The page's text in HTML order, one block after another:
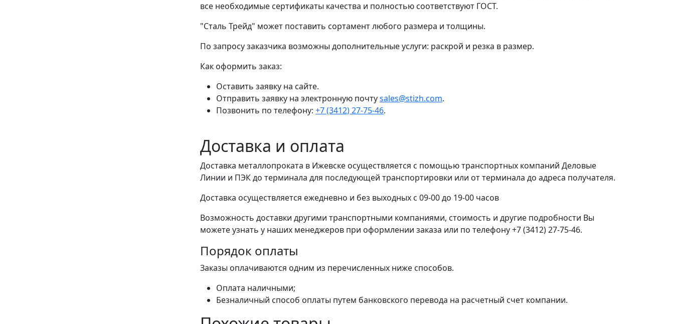
все необходимые сертификаты качества и полностью соответствуют ГОСТ.
"Сталь Трейд" может поставить сортамент любого размера и толщины.
По запросу заказчика возможны дополнительные услуги: раскрой и резка в размер.
Как оформить заказ:
Оставить заявку на сайте.
Отправить заявку на электронную почтуsales@stizh.com.
Позвонить по телефону: +7 (3412) 27-75-46.
Доставка и оплата
Доставка металлопроката в Ижевске осуществляется с помощью транспортных компаний Деловые
Линии и ПЭК до терминала для последующей транспортировки или от терминала до адреса получателя.
Доставка осуществляется ежедневно и без выходных с 09-00 до 19-00 часов
Возможность доставки другими транспортными компаниями, стоимость и другие подробности Вы
можете узнать у наших менеджеров при оформлении заказа или по телефону +7 (3412) 27-75-46.
Порядок оплаты
Заказы оплачиваются одним из перечисленных ниже способов.
Оплата наличными;
Безналичный способ оплаты путем банковского перевода на расчетный счет компании.